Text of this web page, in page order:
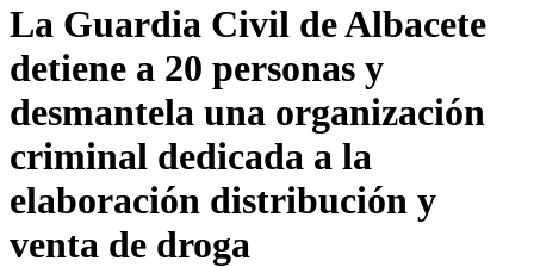
La Guardia Civil de Albacete
detiene a 20 personas y
desmantela una organización
criminal dedicada a la
elaboración distribución y
venta de droga